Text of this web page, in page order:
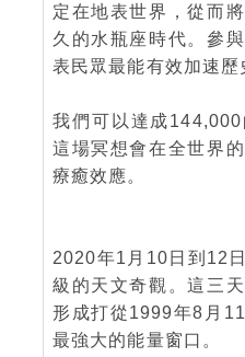
定在地表世界，從而
久的水瓶座時代。參
表民眾最能有效加速歷
我們可以達成144,000
這場冥想會在全世界
療癒效應。
2020年1月10日到12
級的天文奇觀。這三
形成打從1999年8月
最強大的能量窗口。